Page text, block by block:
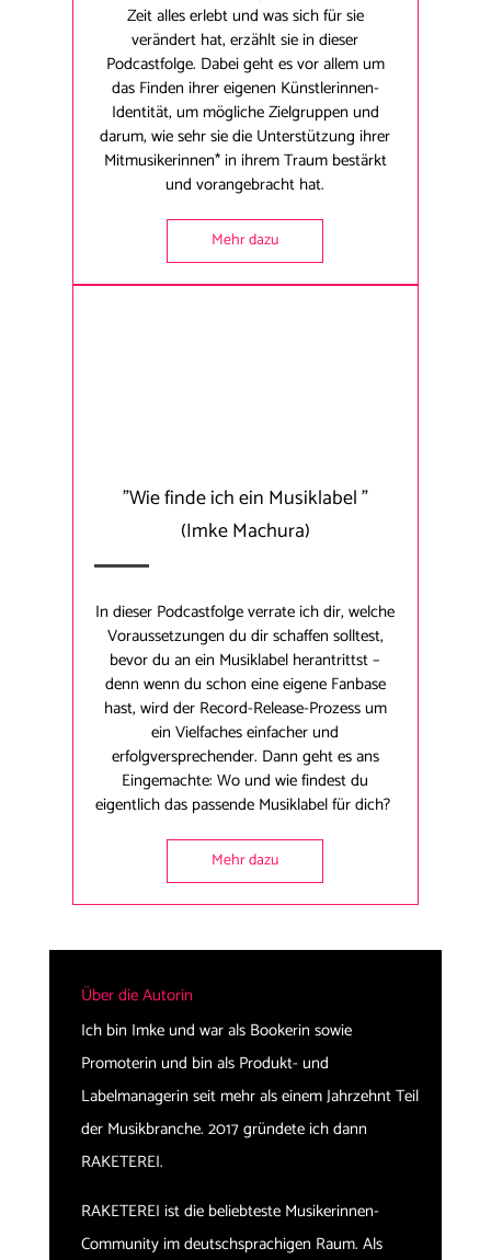
Zeit alles erlebt und was sich für sie
verändert hat, erzählt sie in dieser
Podcastfolge. Dabei geht es vor allem um
das Finden ihrer eigenen Künstlerinnen-
Identität, um mögliche Zielgruppen und
darum, wie sehr sie die Unterstützung ihrer
Mitmusikerinnen* in ihrem Traum bestärkt
und vorangebracht hat.
Mehr dazu
"Wie finde ich ein Musiklabel "
(Imke Machura)
In dieser Podcastfolge verrate ich dir, welche
Voraussetzungen du dir schaffen solltest,
bevor du an ein Musiklabel herantrittst –
denn wenn du schon eine eigene Fanbase
hast, wird der Record-Release-Prozess um
ein Vielfaches einfacher und
erfolgversprechender. Dann geht es ans
Eingemachte: Wo und wie findest du
eigentlich das passende Musiklabel für dich?
Mehr dazu
Über die Autorin
Ich bin Imke und war als Bookerin sowie
Promoterin und bin als Produkt- und
Labelmanagerin seit mehr als einem Jahrzehnt Teil
der Musikbranche. 2017 gründete ich dann
RAKETEREI.
RAKETEREI ist die beliebteste Musikerinnen-
Community im deutschsprachigen Raum. Als